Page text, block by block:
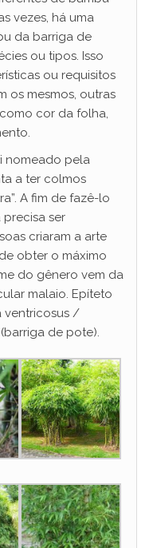
vezes, há uma
da barriga de
ou tipos. Isso
ou requisitos
os mesmos, outras
cor da folha,
nomeado pela
a ter colmos
A fim de fazê-lo
ser
criaram a arte
obter o máximo
do gênero vem da
malaio. Epíteto
ventricosus /
de pote).